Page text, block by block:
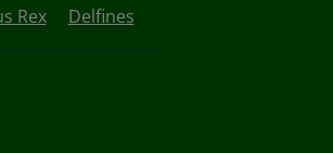
Rex Delfines